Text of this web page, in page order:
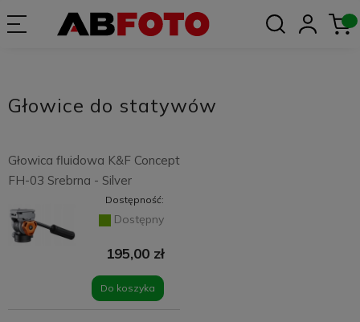
Głowice do statywów
Głowica fluidowa K&F Concept
FH-03 Srebrna - Silver
Dostępność:
Dostępny
195,00 zł
Do koszyka